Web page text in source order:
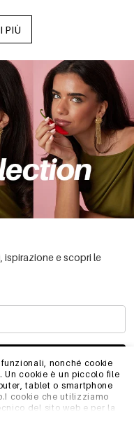
nonché cookie
Un cookie è un piccolo file
tablet o smartphone
cookie che utilizziamo
del sito web e per la
PIÙ
ispirazione e scopri le